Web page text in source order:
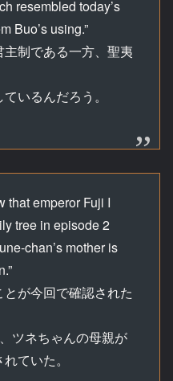
resembled today’s
Buo’s using.”
制である一方、聖夷
いるんだろう。
that emperor Fuji I
tree in episode 2
chan’s mother is
が今回で確認された
ツネちゃんの母親が
ていた。